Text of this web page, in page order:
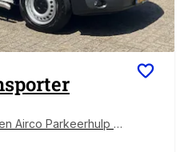
Airco Parkeerhulp se